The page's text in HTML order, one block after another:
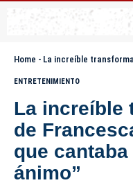
Home - La increíble transformación de
ENTRETENIMIENTO
La increíble
de
que
ánimo”